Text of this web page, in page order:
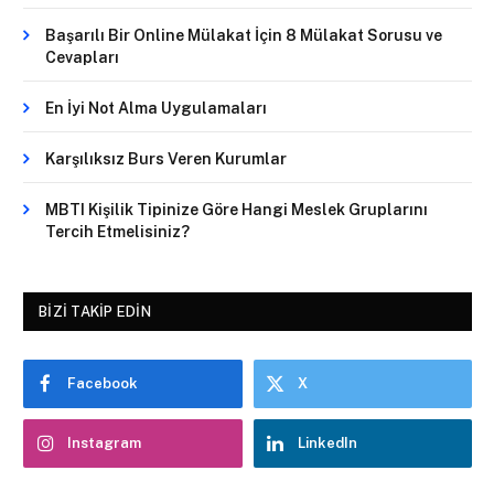
Başarılı Bir Online Mülakat İçin 8 Mülakat Sorusu ve
Cevapları
En İyi Not Alma Uygulamaları
Karşılıksız Burs Veren Kurumlar
MBTI Kişilik Tipinize Göre Hangi Meslek Gruplarını
Tercih Etmelisiniz?
BIZI TAKIP EDIN
Facebook X
Instagram LinkedIn